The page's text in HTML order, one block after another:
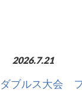
2026.7.21
ダブルス大会